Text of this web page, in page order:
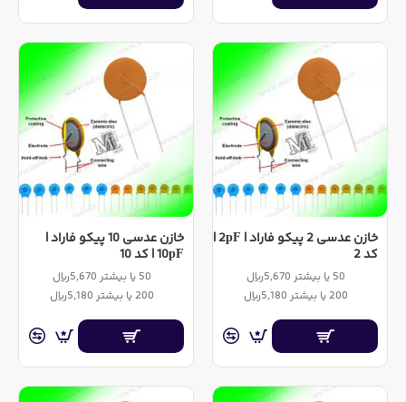
خازن عدسی 2 پیکو فاراد | 2pF |
کد 2
50 یا بیشتر 5,670ریال
200 یا بیشتر 5,180ریال
خازن عدسی 10 پیکو فاراد |
10pF | کد 10
50 یا بیشتر 5,670ریال
200 یا بیشتر 5,180ریال